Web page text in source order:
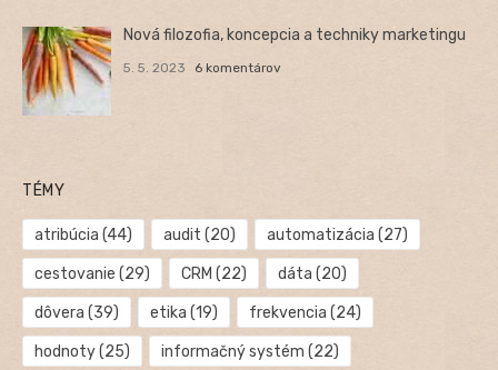
Nová filozofia, koncepcia a techniky marketingu
5. 5. 2023 6 komentárov
TÉMY
atribúcia (44) audit (20) automatizácia (27)
cestovanie (29) CRM (22) dáta (20)
dôvera (39) etika (19) frekvencia (24)
hodnoty(25) informačný systém (22)